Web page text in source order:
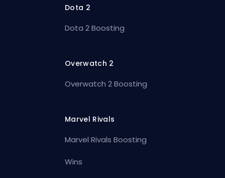
Dota 2
Dota 2 Boosting
Overwatch 2
Overwatch 2 Boosting
Marvel Rivals
Marvel Rivals Boosting
Wins